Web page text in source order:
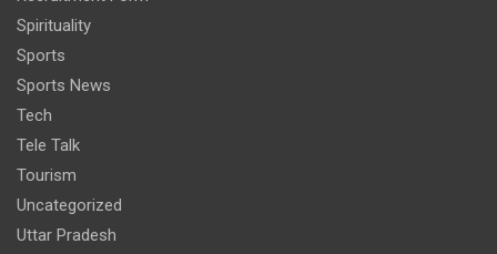
Spirituality
Sports
Sports News
Tech
Tele Talk
Tourism
Uncategorized
Uttar Pradesh